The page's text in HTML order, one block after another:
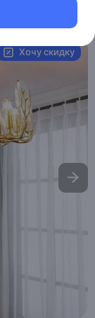
Хочу скидку